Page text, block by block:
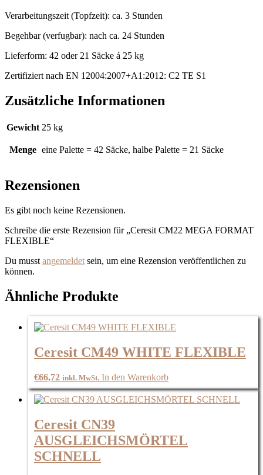
Verarbeitungszeit (Topfzeit): ca. 3 Stunden
Begehbar (verfugbar): nach ca. 24 Stunden
Lieferform: 42 oder 21 Säcke á 25 kg
Zertifiziert nach EN 12004:2007+A1:2012: C2 TE S1
Zusätzliche Informationen
Gewicht 25 kg
Menge eine Palette = 42 Säcke, halbe Palette = 21 Säcke
Rezensionen
Es gibt noch keine Rezensionen.
Schreibe die erste Rezension für „Ceresit CM22 MEGA FORMAT
FLEXIBLE“
Du musst angemeldet sein, um eine Rezension veröffentlichen zu
können.
Ähnliche Produkte
Ceresit CM49 WHITE FLEXIBLE
€66,72 inkl. MwSt. In den Warenkorb
Ceresit CN39
AUSGLEICHSMÖRTEL
SCHNELL